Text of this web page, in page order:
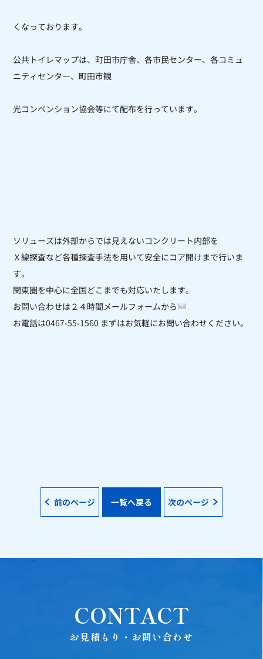
くなっております。
公共トイレマップは、町田市庁舎、各市民センター、各コミュ
ニティセンター、町田市観
光コンベンション協会等にて配布を行っています。
ソリューズは外部からでは見えないコンクリート内部を
Ｘ線探査など各種探査手法を用いて安全にコア開けまで行いま
す。
関東圏を中心に全国どこまでも対応いたします。
お問い合わせは２４時間メールフォームから
お電話は0467-55-1560 まずはお気軽にお問い合わせください。
前のページ 一覧へ戻る 次のページ
CONTACT
お見積もり・お問い合わせ